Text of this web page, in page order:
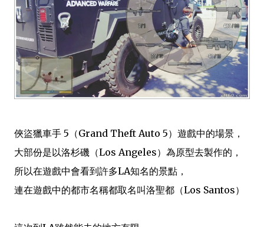
俠盜獵車手 5（Grand Theft Auto 5）遊戲中的場景，
大部份是以洛杉磯（Los Angeles）為原型去製作的，
所以在遊戲中會看到許多LA知名的景點，
連在遊戲中的都市名稱都取名叫洛聖都（Los Santos）